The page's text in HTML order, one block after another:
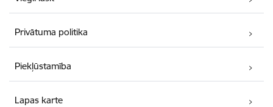
Privātuma politika
Piekļūstamība
Lapas karte